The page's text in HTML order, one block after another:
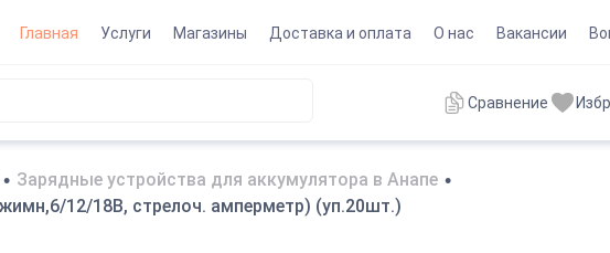
Главная Услуги Магазины Доставка и оплата О нас Вакансии
Сравнение
• Зарядные устройства для аккумулятора в Анапе •
12/18В, стрелоч. амперметр) (уп.20шт.)